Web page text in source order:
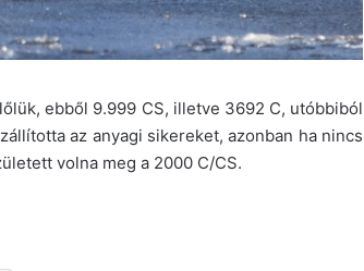
ebből 9.999 CS, illetve 3692 C, utóbbiból
az anyagi sikereket, azonban ha nincs
volna meg a 2000 C/CS.